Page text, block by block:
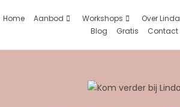
Home Aanbod Workshops Over Linda
Blog
Gratis Contact